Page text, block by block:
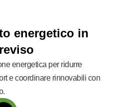
energetico in
energetica per ridurre
e coordinare rinnovabili con